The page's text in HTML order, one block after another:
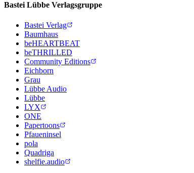
Bastei Lübbe Verlagsgruppe
Bastei Verlag
Baumhaus
beHEARTBEAT
beTHRILLED
Community Editions
Eichborn
Grau
Lübbe Audio
Lübbe
LYX
ONE
Papertoons
Pfaueninsel
pola
Quadriga
shelfie.audio